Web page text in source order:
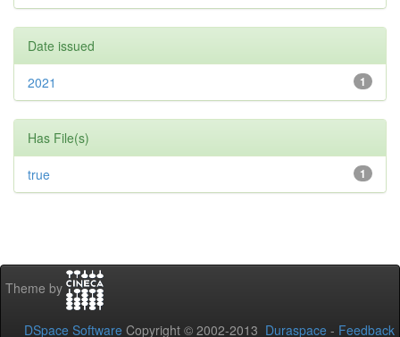
Date issued
1
2021
Has File(s)
1
true
Theme by
DSpace Software Copyright © 2002-2013 Duraspace - Feedback